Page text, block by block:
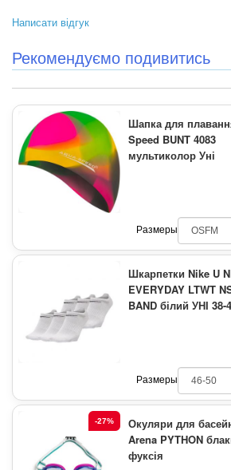
Написати відгук
Рекомендуємо подивитись
Шапка для
Speed BUNT 4083
мультиколор Уні
Размеры
Шкарпетки Nike U
EVERYDAY LTWT
BAND білий УНІ 38-
Размеры
-27%
Окуляри для
Arena PYTHON
фуксія